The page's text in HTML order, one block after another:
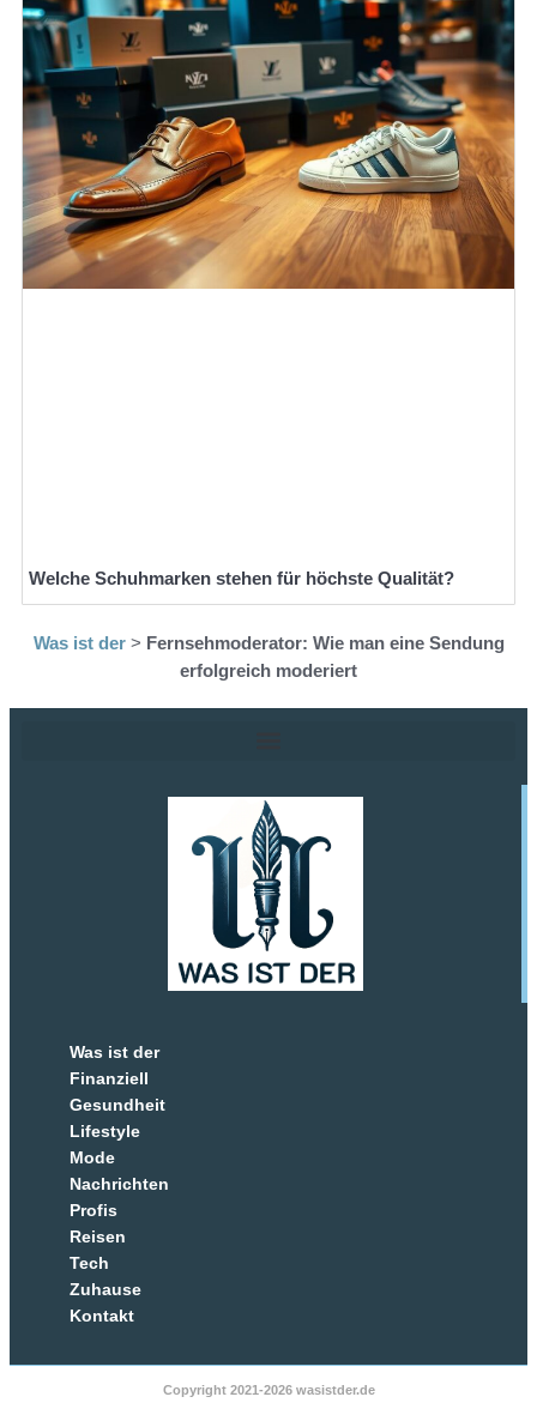
Welche Schuhmarken stehen für höchste Qualität?
Was ist der> Fernsehmoderator: Wie man eine Sendung
erfolgreich moderiert
Was ist der
Finanziell
Gesundheit
Lifestyle
Mode
Nachrichten
Profis
Reisen
Tech
Zuhause
Kontakt
Copyright 2021-2026 wasistder.de